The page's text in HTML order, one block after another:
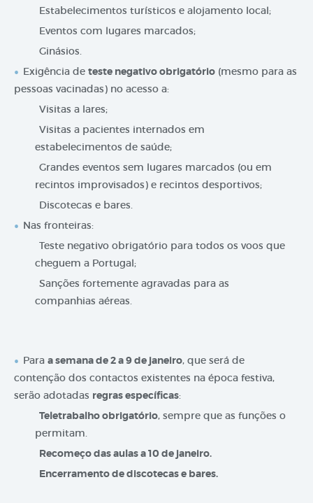
Estabelecimentos turísticos e alojamento local;
Eventos com lugares marcados;
Ginásios.
Exigência deteste negativo obrigatório (mesmo para as
pessoas vacinadas) no acesso a:
Visitas a lares;
Visitas a pacientes internados em
estabelecimentos de saúde;
Grandes eventos sem lugares marcados (ou em
recintos improvisados) e recintos desportivos;
Discotecas e bares.
Nas fronteiras:
Teste negativo obrigatório para todos os voos que
cheguem a Portugal;
Sanções fortemente agravadas para as
companhias aéreas.
Paraa semana de 2 a 9 de janeiro, que será de
contenção dos contactos existentes na época festiva,
serão adotadas regras específicas:
Teletrabalho obrigatório, sempre que as funções o
permitam.
Recomeço das aulas a 10 de janeiro.
Encerramento de discotecas e bares.